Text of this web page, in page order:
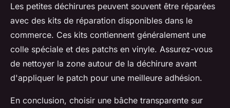
Les petites déchirures peuvent souvent être réparées
avec des kits de réparation disponibles dans le
commerce. Ces kits contiennent généralement une
colle spéciale et des patchs en vinyle. Assurez-vous
de nettoyer la zone autour de la déchirure avant
d'appliquer le patch pour une meilleure adhésion.
En conclusion, choisir une bâche transparente sur